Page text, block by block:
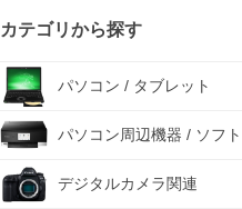
カテゴリから探す
パソコン / タブレット
パソコン周辺機器 / ソフト
デジタルカメラ関連